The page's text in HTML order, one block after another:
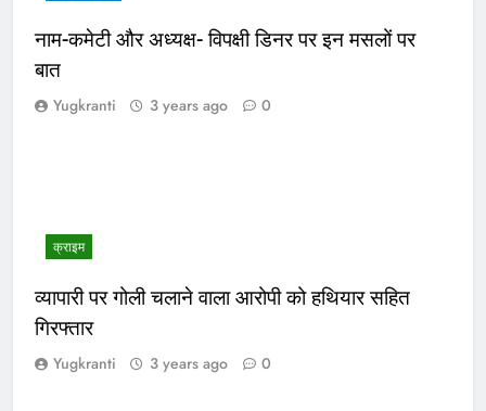
नाम-कमेटी और अध्यक्ष- विपक्षी डिनर पर इन मसलों पर
बात
Yugkranti 3 years ago 0
क्राइम
व्यापारी पर गोली चलाने वाला आरोपी को हथियार सहित
गिरफ्तार
Yugkranti 3 years ago 0